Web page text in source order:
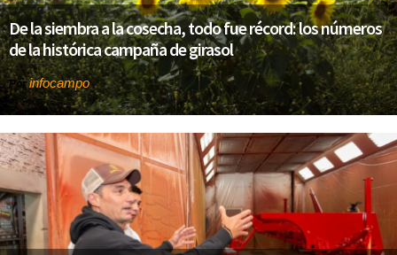
De la siembra a la cosecha, todo fue récord: los números
de la histórica campaña de girasol
Porinfocampo